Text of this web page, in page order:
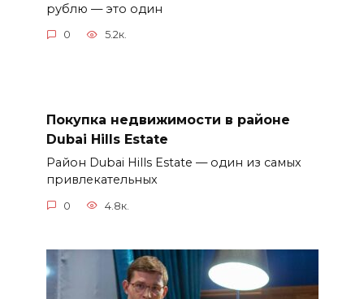
рублю — это один
0 5.2к.
Покупка недвижимости в районе
Dubai Hills Estate
Район Dubai Hills Estate — один из самых
привлекательных
0 4.8к.